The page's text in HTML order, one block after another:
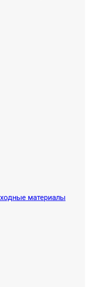
материалы